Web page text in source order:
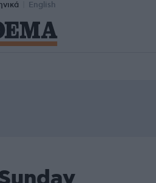
English